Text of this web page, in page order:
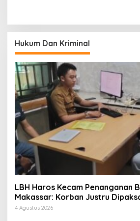
Hukum Dan Kriminal
LBH Haros Kecam Penanganan
Makassar: Korban Justru
4 Agustus 2026